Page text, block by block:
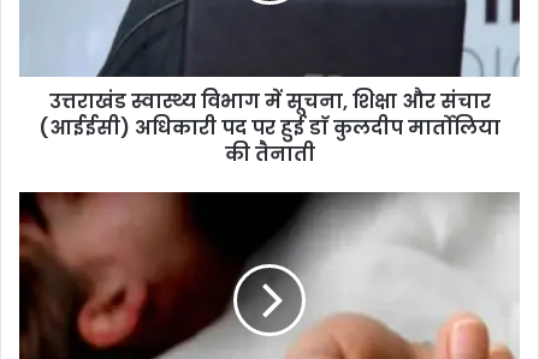
उत्तराखंड स्वास्थ्य विभाग में सूचना, शिक्षा और संचार
(आईईसी) अधिकारी पद पर हुई डाॅ कुलदीप मार्तोलिया
की तैनाती